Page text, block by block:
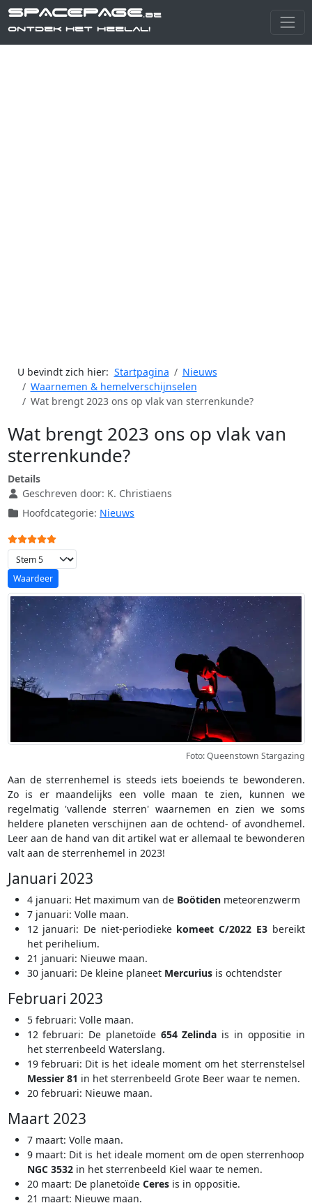
SPACEPAGE.be
Ontdek het heelal!
U bevindt zich hier: Startpagina
Nieuws
Waarnemen & hemelverschijnselen
Wat brengt 2023 ons op vlak van sterrenkunde?
Wat brengt 2023 ons op vlak van
sterrenkunde?
Details
Geschreven door: K. Christiaens
Hoofdcategorie: Nieuws
Gebruikerswaardering:
Voeg waardering toe
Foto: Queenstown Stargazing
Aan de sterrenhemel is steeds iets boeiends te bewonderen.
Zo is er maandelijks een volle maan te zien, kunnen we
regelmatig 'vallende sterren' waarnemen en zien we soms
heldere planeten verschijnen aan de ochtend- of avondhemel.
Leer aan de hand van dit artikel wat er allemaal te bewonderen
valt aan de sterrenhemel in 2023!
Januari 2023
4 januari: Het maximum van de Boötidenmeteorenzwerm
7 januari: Volle maan.
12 januari: De niet-periodieke komeet C/2022 E3bereikt
het perihelium.
21 januari: Nieuwe maan.
30 januari: De kleine planeet Mercuriusis ochtendster
Februari 2023
5 februari: Volle maan.
12 februari: De planetoïde 654 Zelinda is in oppositie in
het sterrenbeeld Waterslang.
19 februari: Dit is het ideale moment om het sterrenstelsel
Messier 81 in het sterrenbeeld Grote Beer waar te nemen.
20 februari: Nieuwe maan.
Maart 2023
7 maart: Volle maan.
9 maart: Dit is het ideale moment om de open sterrenhoop
NGC 3532in het sterrenbeeld Kiel waar te nemen.
20 maart: De planetoïde Ceresis in oppositie.
21 maart: Nieuwe maan.